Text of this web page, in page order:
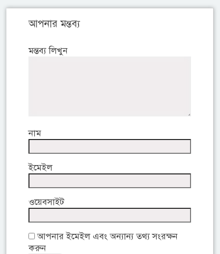
আপনার মন্তব্য
মন্তব্য লিখুন
নাম
ইমেইল
ওয়েবসাইট
আপনার ইমেইল এবং অন্যান্য তথ্য সংরক্ষন
করুন